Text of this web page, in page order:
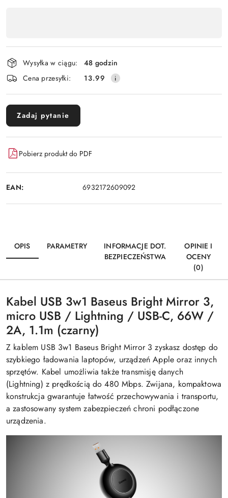
płatność
i
dostawa
Wysyłka w ciągu:
48 godzin
Cena przesyłki:
13.99
Zadaj pytanie
Pobierz produkt do PDF
EAN: 6932172609092
OPIS PARAMETRY
INFORMACJE DOT.
BEZPIECZEŃSTWA
OPINIE I
OCENY
(0)
Kabel USB 3w1 Baseus Bright Mirror 3,
micro USB / Lightning / USB-C, 66W /
2A, 1.1m (czarny)
Z kablem USB 3w1 Baseus Bright Mirror 3 zyskasz dostęp do
szybkiego ładowania laptopów, urządzeń Apple oraz innych
sprzętów. Kabel umożliwia także transmisję danych
(Lightning) z prędkością do 480 Mbps. Zwijana, kompaktowa
konstrukcja gwarantuje łatwość przechowywania i transportu,
a zastosowany system zabezpieczeń chroni podłączone
urządzenia.